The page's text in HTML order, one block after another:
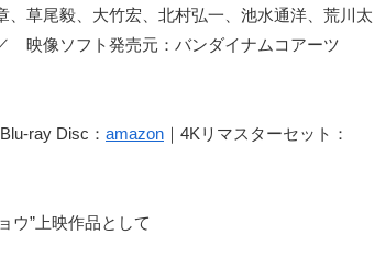
草尾毅、大竹宏、北村弘一、池水通洋、荒川太
像ソフト発売元：バンダイナムコアーツ
Blu-ray Disc： amazon ｜4Kリマスターセット：
”上映作品として